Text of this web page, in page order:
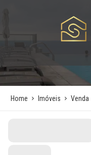
Home Imóveis Venda